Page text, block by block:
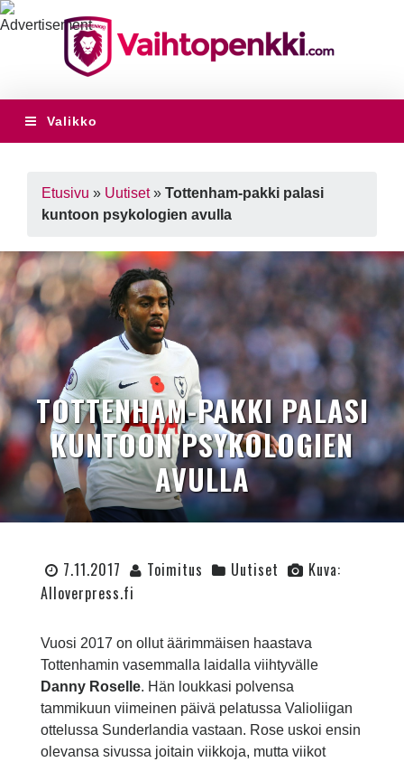
Valikko
Etusivu » Uutiset» Tottenham-pakki palasi
kuntoon psykologien avulla
TOTTENHAM-PAKKI PALASI
KUNTOON PSYKOLOGIEN
AVULLA
7.11.2017 Toimitus Uutiset
Kuva:
Alloverpress.fi
Vuosi 2017 on ollut äärimmäisen haastava
Tottenhamin vasemmalla laidalla viihtyvälle
Danny Roselle. Hän loukkasi polvensa
tammikuun viimeinen päivä pelatussa Valioliigan
ottelussa Sunderlandia vastaan. Rose uskoi ensin
olevansa sivussa joitain viikkoja, mutta viikot